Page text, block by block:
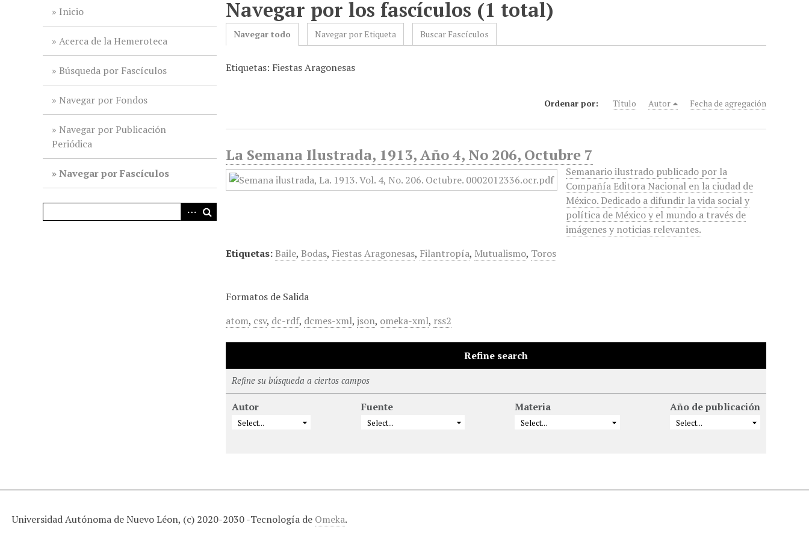
Inicio
Acerca de la Hemeroteca
Búsqueda por Fascículos
Navegar por Fondos
Navegar por Publicación
Periódica
Navegar por Fascículos
Navegar por los fascículos (1 total)
Navegar todo Navegar por Etiqueta Buscar Fascículos
Etiquetas: Fiestas Aragonesas
Ordenar por: Título Autor Fecha de agregación
La Semana Ilustrada, 1913, Año 4, No 206, Octubre 7
Semanario ilustrado publicado por la
Compañía Editora Nacional en la ciudad de
México. Dedicado a difundir la vida social y
política de México y el mundo a través de
imágenes y noticias relevantes.
Etiquetas: Baile, Bodas, Fiestas Aragonesas, Filantropía, Mutualismo, Toros
Formatos de Salida
atom, csv, dc-rdf, dcmes-xml,json, omeka-xml, rss2
Refine search
Refine su búsqueda a ciertos campos
Autor Fuente Materia Año de publicación
Universidad Autónoma de Nuevo Léon, (c) 2020-2030 -Tecnología de Omeka.